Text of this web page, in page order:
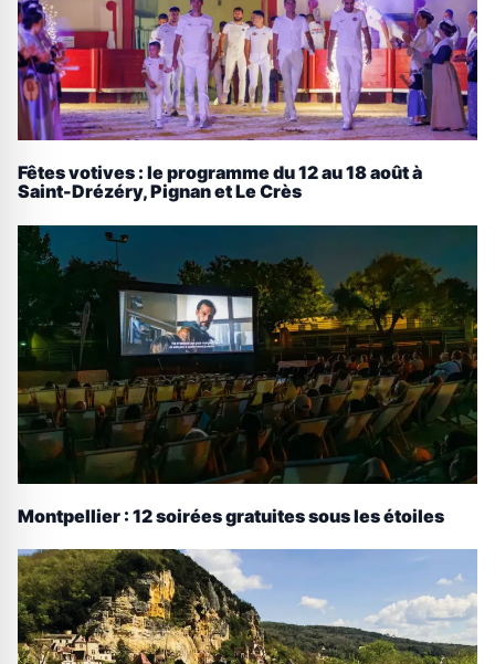
Fêtes votives : le programme du 12 au 18 août à
Saint-Drézéry, Pignan et Le Crès
Montpellier : 12 soirées gratuites sous les étoiles